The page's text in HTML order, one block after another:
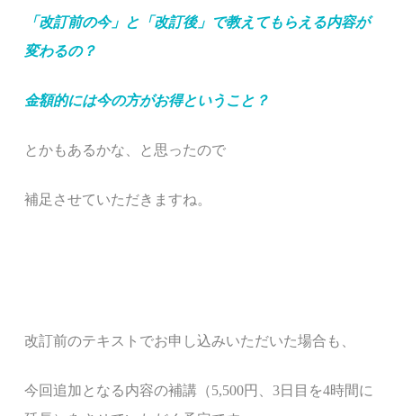
「改訂前の今」と「改訂後」で教えてもらえる内容が
変わるの？
金額的には今の方がお得ということ？
とかもあるかな、と思ったので
補足させていただきますね。
改訂前のテキストでお申し込みいただいた場合も、
今回追加となる内容の補講（5,500円、3日目を4時間に